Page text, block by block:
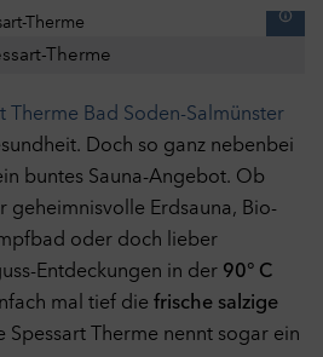
Therme
Therme Bad Soden-Salmünster
Doch so ganz nebenbei
buntes Sauna-Angebot. Ob
geheimnisvolle Erdsauna, Bio-
oder doch lieber
Entdeckungen in der 90° C
mal tief die frische salzige
Spessart Therme nennt sogar ein